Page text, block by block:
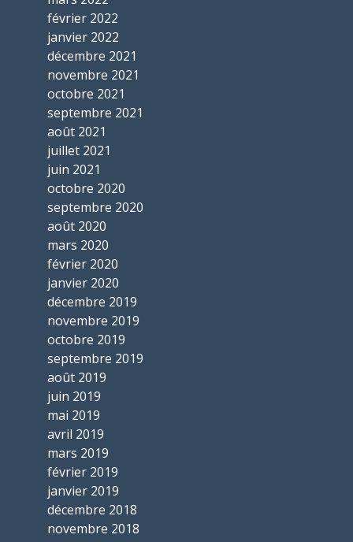
février 2022
janvier 2022
décembre 2021
novembre 2021
octobre 2021
septembre 2021
août 2021
juillet 2021
juin 2021
octobre 2020
septembre 2020
août 2020
mars 2020
février 2020
janvier 2020
décembre 2019
novembre 2019
octobre 2019
septembre 2019
août 2019
juin 2019
mai 2019
avril 2019
mars 2019
février 2019
janvier 2019
décembre 2018
novembre 2018